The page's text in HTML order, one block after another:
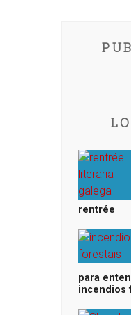
rentrée
para
incendios